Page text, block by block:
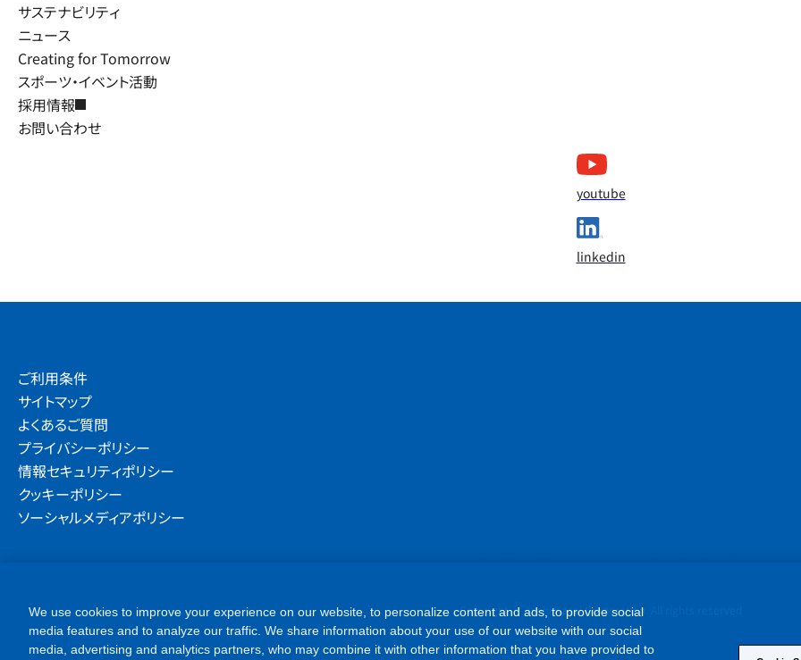
サステナビリティ
ニュース
Creating for Tomorrow
スポーツ・イベント活動
採用情報
お問い合わせ
youtube
linkedin
ご利用条件
サイトマップ
よくあるご質問
プライバシーポリシー
情報セキュリティポリシー
クッキーポリシー
ソーシャルメディアポリシー
Copyright © Asahi Kasei Corporation. All rights reserved
media, advertising and analytics partners, who may combine it with other information that you have provided to
them or that they have collected from your use of their services. Please click [Reject All Cookies] if you reject all
cookies. Please click [Accept All Cookies] if you agree with the use of all of our cookies. Please click [Cookie